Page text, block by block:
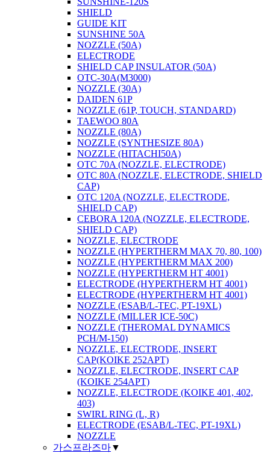
SHIELD
GUIDE KIT
SUNSHINE 50A
NOZZLE (50A)
ELECTRODE
SHIELD CAP INSULATOR (50A)
OTC-30A(M3000)
NOZZLE (30A)
DAIDEN 61P
NOZZLE (61P, TOUCH, STANDARD)
TAEWOO 80A
NOZZLE (80A)
NOZZLE (SYNTHESIZE 80A)
NOZZLE (HITACHI50A)
OTC 70A (NOZZLE, ELECTRODE)
OTC 80A (NOZZLE, ELECTRODE, SHIELD
CAP)
OTC 120A (NOZZLE, ELECTRODE,
SHIELD CAP)
CEBORA 120A (NOZZLE, ELECTRODE,
SHIELD CAP)
NOZZLE, ELECTRODE
NOZZLE (HYPERTHERM MAX 70, 80, 100)
NOZZLE (HYPERTHERM MAX 200)
NOZZLE (HYPERTHERM HT 4001)
ELECTRODE (HYPERTHERM HT 4001)
ELECTRODE (HYPERTHERM HT 4001)
NOZZLE (ESAB/L-TEC, PT-19XL)
NOZZLE (MILLER ICE-50C)
NOZZLE (THEROMAL DYNAMICS
PCH/M-150)
NOZZLE, ELECTRODE, INSERT
CAP(KOIKE 252APT)
NOZZLE, ELECTRODE, INSERT CAP
(KOIKE 254APT)
NOZZLE, ELECTRODE (KOIKE 401, 402,
403)
SWIRL RING (L, R)
ELECTRODE (ESAB/L-TEC, PT-19XL)
NOZZLE
가스프라즈마▼